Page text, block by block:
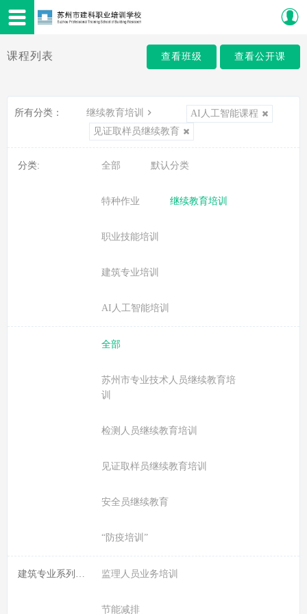
课程列表 查看班级 查看公开课
所有分类： 继续教育培训
AI人工智能课程
见证取样员继续教育
分类: 全部 默认分类
特种作业 继续教育培训
职业技能培训
建筑专业培训
AI人工智能培训
全部
苏州市专业技术人员继续教育培
训
检测人员继续教育培训
见证取样员继续教育培训
安全员继续教育
“防疫培训”
监理人员业务培训
节能减排